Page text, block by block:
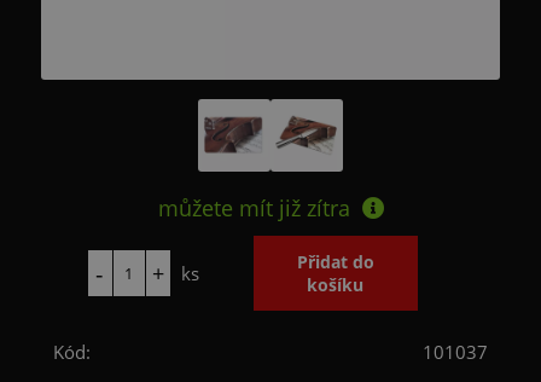
můžete mít již zítra
ks
Kód: 101037